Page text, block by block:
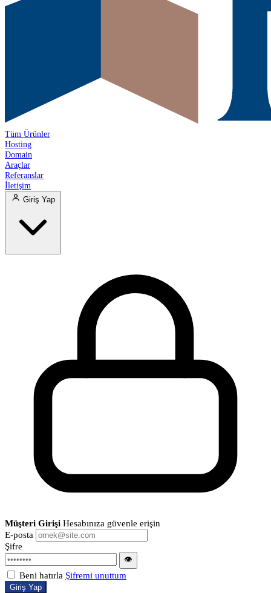
Tüm Ürünler
Hosting
Domain
Araçlar
Referanslar
İletişim
Giriş Yap
Müşteri Girişi Hesabınıza güvenle erişin
E-posta
Şifre
👁
Beni hatırla Şifremi unuttum
Giriş Yap